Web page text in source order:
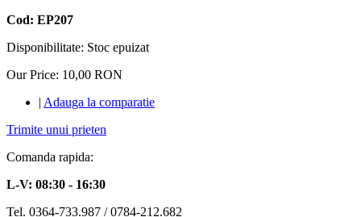
Cod: EP207
Disponibilitate: Stoc epuizat
Our Price: 10,00 RON
| Adauga la comparatie
Trimite unui prieten
Comanda rapida:
L-V: 08:30 - 16:30
Tel. 0364-733.987 / 0784-212.682